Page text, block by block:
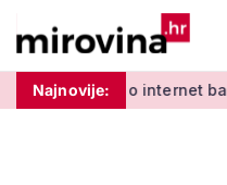
Najnovije:
Od učenja o internet